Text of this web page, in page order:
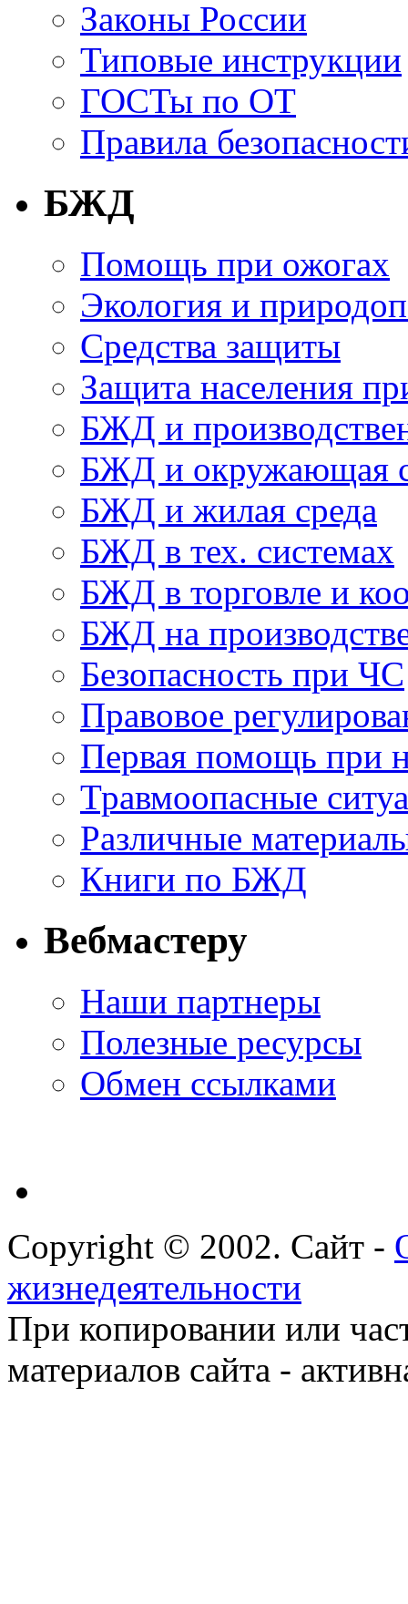
Законы России
Типовые инструкции
ГОСТы по ОТ
Правила
БЖД
Помощь при ожогах
Экология и
Средства защиты
Защита населения
БЖД и
БЖД и окружающая
БЖД и жилая среда
БЖД в тех. системах
БЖД в торговле и
БЖД на
Безопасность при ЧС
Правовое
Первая помощь при
Травмоопасные
Различные
Книги по БЖД
Вебмастеру
Наши партнеры
Полезные ресурсы
Обмен ссылками
Copyright © 2002. Сайт -
жизнедеятельности
При копировании или
материалов сайта -